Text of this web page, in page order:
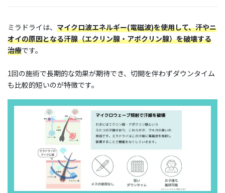
ミラドライは、 マイクロ波エネルギー(電磁波)を使用して、汗やニ
オイの原因となる汗腺（エクリン腺・アポクリン腺）を破壊する
治療です。
1回の施術で長期的な効果が期待でき、切開を伴わずダウンタイム
も比較的短いのが特徴です。